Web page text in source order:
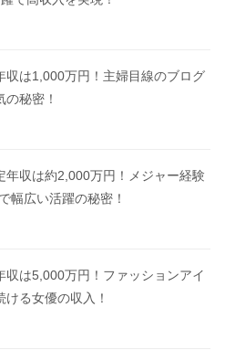
収は1,000万円！主婦目線のブログ
の秘密！
年収は約2,000万円！メジャー経験
幅広い活躍の秘密！
収は5,000万円！ファッションアイ
ける女優の収入！